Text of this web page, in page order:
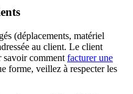
(déplacements, matériel
au client. Le client
savoir comment facturer une
forme, veillez à respecter les